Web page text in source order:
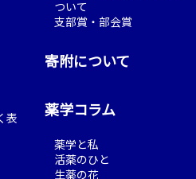
表
ついて
支部賞・部会賞
寄附について
薬学コラム
薬学と私
活薬のひと
生薬の花